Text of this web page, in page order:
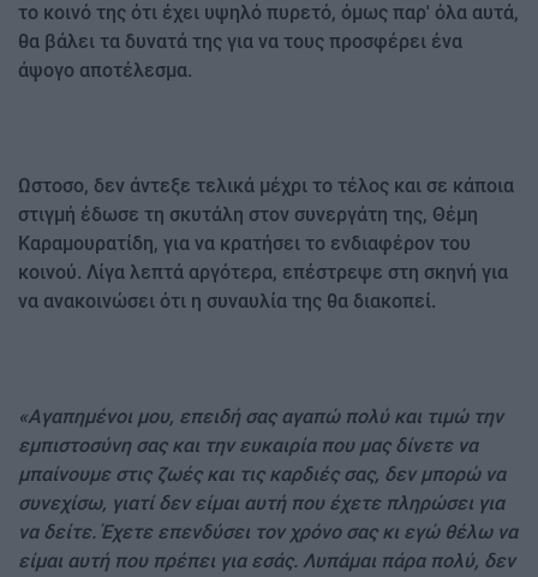
το κοινό της ότι έχει υψηλό πυρετό, όμως παρ' όλα αυτά,
θα βάλει τα δυνατά της για να τους προσφέρει ένα
άψογο αποτέλεσμα.
Ωστοσο, δεν άντεξε τελικά μέχρι το τέλος και σε κάποια
στιγμή έδωσε τη σκυτάλη στον συνεργάτη της, Θέμη
Καραμουρατίδη, για να κρατήσει το ενδιαφέρον του
κοινού. Λίγα λεπτά αργότερα, επέστρεψε στη σκηνή για
να ανακοινώσει ότι η συναυλία της θα διακοπεί.
«Αγαπημένοι μου, επειδή σας αγαπώ πολύ και τιμώ την
εμπιστοσύνη σας και την ευκαιρία που μας δίνετε να
μπαίνουμε στις ζωές και τις καρδιές σας, δεν μπορώ να
συνεχίσω, γιατί δεν είμαι αυτή που έχετε πληρώσει για
να δείτε. Έχετε επενδύσει τον χρόνο σας κι εγώ θέλω να
είμαι αυτή που πρέπει για εσάς. Λυπάμαι πάρα πολύ, δεν